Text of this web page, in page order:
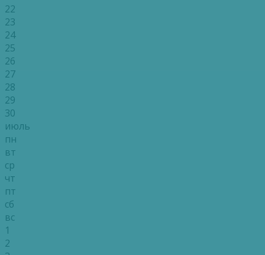
22
23
24
25
26
27
28
29
30
июль
пн
вт
ср
чт
пт
сб
вс
1
2